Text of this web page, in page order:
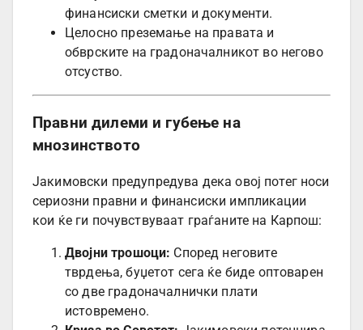
финансиски сметки и документи.
Целосно преземање на правата и
обврските на градоначалникот во негово
отсуство.
Правни дилеми и губење на
мнозинството
Јакимовски предупредува дека овој потег носи
сериозни правни и финансиски импликации
кои ќе ги почувствуваат граѓаните на Карпош:
Двојни трошоци: Според неговите
тврдења, буџетот сега ќе биде оптоварен
со две градоначалнички плати
истовремено.